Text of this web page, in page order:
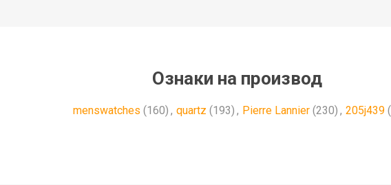
Ознаки на производ
menswatches (160) , quartz (193) , Pierre Lannier (230) , 205j439